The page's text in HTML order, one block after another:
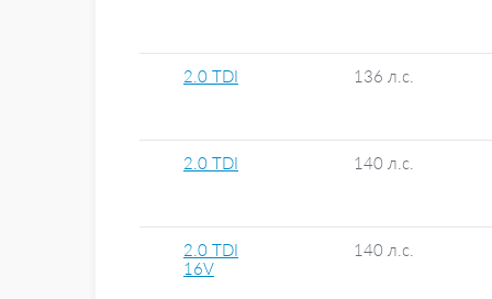
2.0 TDI 136 л.с.
2.0 TDI 140 л.с.
2.0 TDI
16V
140 л.с.